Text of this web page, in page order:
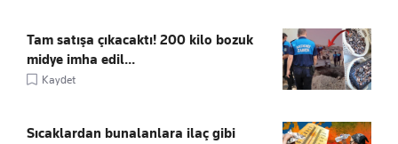
Tam satışa çıkacaktı! 200 kilo bozuk
midye imha edil...
Kaydet
Sıcaklardan bunalanlara ilaç gibi